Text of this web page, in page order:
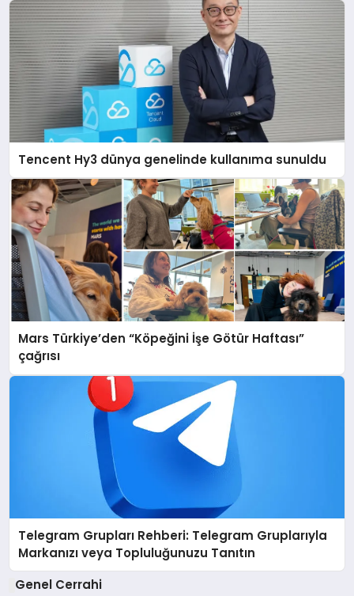
Tencent Hy3 dünya genelinde kullanıma sunuldu
Mars Türkiye’den “Köpeğini İşe Götür Haftası”
çağrısı
Telegram Grupları Rehberi: Telegram Gruplarıyla
Markanızı veya Topluluğunuzu Tanıtın
Genel Cerrahi